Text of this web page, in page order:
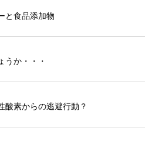
と食品添加物
うか・・・
酸素からの逃避行動？